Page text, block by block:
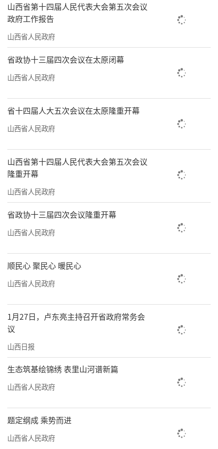
山西省第十四届人民代表大会第五次会议
政府工作报告
山西省人民政府
省政协十三届四次会议在太原闭幕
山西省人民政府
省十四届人大五次会议在太原隆重开幕
山西省人民政府
山西省第十四届人民代表大会第五次会议
隆重开幕
山西省人民政府
省政协十三届四次会议隆重开幕
山西省人民政府
顺民心 聚民心 暖民心
山西省人民政府
1月27日，卢东亮主持召开省政府常务会
议
山西日报
生态筑基绘锦绣 表里山河谱新篇
山西省人民政府
题定纲成 乘势而进
山西省人民政府